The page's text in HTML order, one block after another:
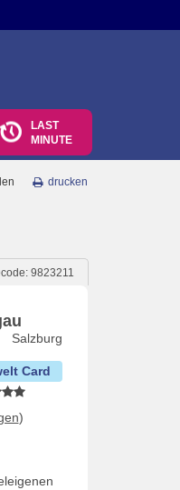
LAST
MINUTE
drucken
9823211
Salzburg
Card
)